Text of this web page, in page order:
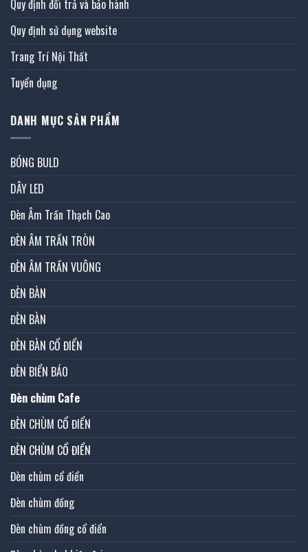
Quy định đổi trả và bảo hành
Quy định sử dụng website
Trang Trí Nội Thất
Tuyển dụng
DANH MỤC SẢN PHẨM
BÓNG BULD
DÂY LED
Đèn Âm Trần Thạch Cao
ĐÈN ÂM TRẦN TRÒN
ĐÈN ÂM TRẦN VUÔNG
ĐÈN BÀN
ĐÈN BÀN
ĐÈN BÀN CỔ ĐIỂN
ĐÈN BIỂN BÁO
Đèn chùm Cafe
ĐÈN CHÙM CỔ ĐIỂN
ĐÈN CHÙM CỔ ĐIỂN
Đèn chùm cổ điển
Đèn chùm đồng
Đèn chùm đồng cổ điển